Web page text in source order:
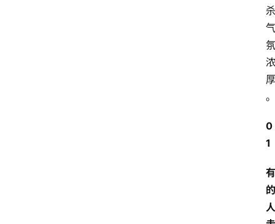
杀
气
氛
浓
厚
。
0
1
有
的
人